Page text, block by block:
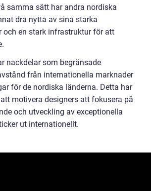
samma sätt har andra nordiska
dra nytta av sina starka
och en stark infrastruktur för att
nackdelar som begränsade
från internationella marknader
för de nordiska länderna. Detta har
motivera designers att fokusera på
och utveckling av exceptionella
ut internationellt.